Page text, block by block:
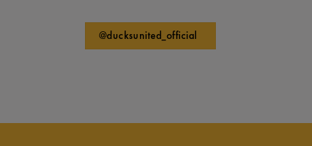
@ducksunited_official